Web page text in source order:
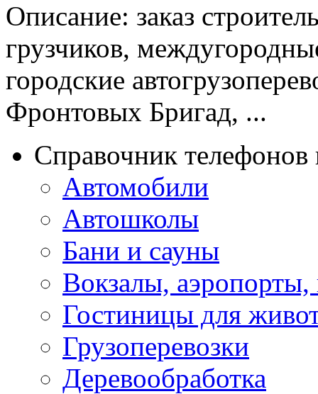
Описание: заказ
грузчиков,
городские
Фронтовых Бригад, ...
Справочник
Автомобили
Автошколы
Бани и сауны
Вокзалы,
Гостиницы для
Грузоперевозки
Деревообработка